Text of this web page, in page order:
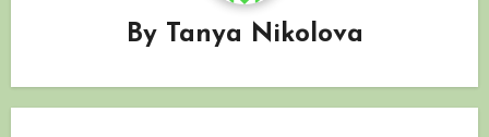
By Tanya Nikolova